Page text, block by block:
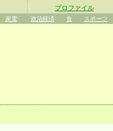
プロファイル
家電 政治経済 食 スポーツ